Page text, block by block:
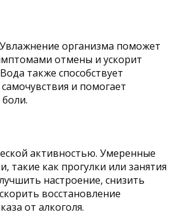
организма поможет
отмены и ускорит
также способствует
и помогает
активностью. Умеренные
такие как прогулки или занятия
настроение, снизить
восстановление
от алкоголя.